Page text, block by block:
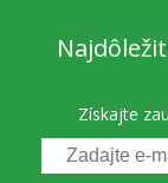
Získajte